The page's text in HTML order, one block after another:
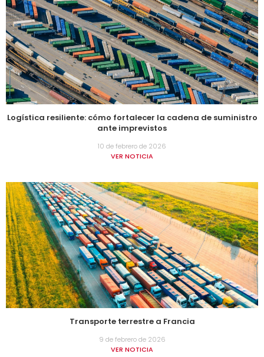
Logística resiliente: cómo fortalecer la cadena de suministro
ante imprevistos
10 de febrero de 2026
VER NOTICIA
Transporte terrestre a Francia
9 de febrero de 2026
VER NOTICIA